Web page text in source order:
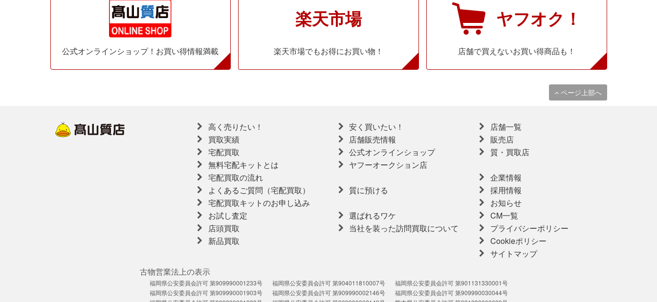
公式オンラインショップ！お買い得情報満載
楽天市場
楽天市場でもお得にお買い物！
ヤフオク！
店舗で買えないお買い得商品も！
ページ上部へ
高く売りたい！
買取実績
宅配買取
無料宅配キットとは
宅配買取の流れ
よくあるご質問（宅配買取）
宅配買取キットのお申し込み
お試し査定
店頭買取
新品買取
安く買いたい！
店舗販売情報
公式オンラインショップ
ヤフーオークション店
質に預ける
選ばれるワケ
当社を装った訪問買取について
店舗一覧
販売店
質・買取店
企業情報
採用情報
お知らせ
CM一覧
プライバシーポリシー
Cookieポリシー
サイトマップ
古物営業法上の表示
福岡県公安委員会許可 第909990001233号
福岡県公安委員会許可 第909990001903号
福岡県公安委員会許可 第904011810007号
福岡県公安委員会許可 第909990002146号
福岡県公安委員会許可 第901131330001号
福岡県公安委員会許可 第909990030044号